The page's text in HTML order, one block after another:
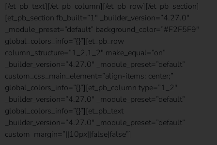
[/et_pb_text][/et_pb_column][/et_pb_row][/et_pb_section]
[et_pb_section fb_built=”1″ _builder_version=”4.27.0″
_module_preset=”default” background_color=”#F2F5F9″
global_colors_info=”{}”][et_pb_row
column_structure=”1_2,1_2″ make_equal=”on”
_builder_version=”4.27.0″ _module_preset=”default”
custom_css_main_element=”align-items: center;”
global_colors_info=”{}”][et_pb_column type=”1_2″
_builder_version=”4.27.0″ _module_preset=”default”
global_colors_info=”{}”][et_pb_text
_builder_version=”4.27.0″ _module_preset=”default”
custom_margin=”||10px||false|false”]